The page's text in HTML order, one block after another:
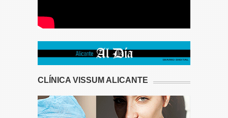
CLÍNICA VISSUM ALICANTE